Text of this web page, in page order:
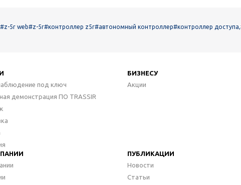
#z-5r web#z-5r#контроллер z5r#автономный контроллер#контроллер доступа,
под ключ
демонстрация ПО TRASSIR
БИЗНЕСУ
Акции
ПУБЛИКАЦИИ
Новости
Статьи